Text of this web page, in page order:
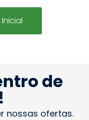
de
nossas ofertas.